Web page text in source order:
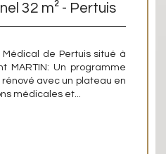
32 m² - Pertuis
Médical de Pertuis situé à
MARTIN: Un programme
avec un plateau en
médicales et...